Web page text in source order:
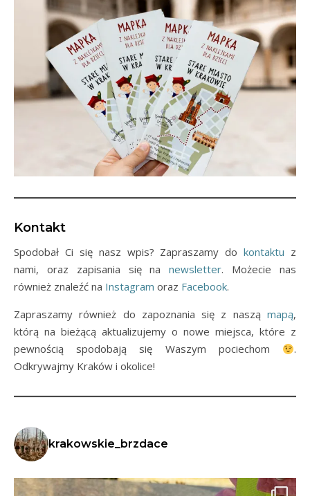
Kontakt
Spodobał Ci się nasz wpis? Zapraszamy dokontaktu z
nami, oraz zapisania się nanewsletter. Możecie nas
również znaleźć na Instagram oraz Facebook.
Zapraszamy również do zapoznania się z naszą mapą,
którą na bieżącą aktualizujemy o nowe miejsca, które z
pewnością spodobają się Waszym pociechom
.
Odkrywajmy Kraków i okolice!
krakowskie_brzdace